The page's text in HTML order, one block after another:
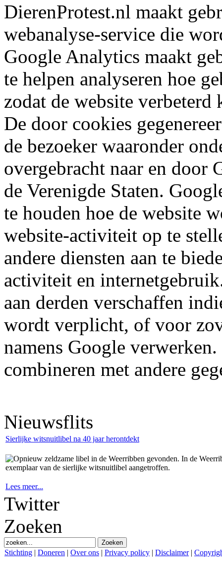
DierenProtest.nl maakt
webanalyse-service die
Google Analytics maakt
te helpen analyseren hoe
zodat de website
De door cookies
de bezoeker waaronder
overgebracht naar en door
de Verenigde Staten.
te houden hoe de website
website-activiteit op te
andere diensten aan te
activiteit en
aan derden verschaffen
wordt verplicht, of voor
namens Google
combineren met andere
Nieuwsflits
Sierlijke witsnuitlibel na 40 jaar herontdekt
Opnieuw zeldzame libel in de Weerribben gevonden. In de
exemplaar van de sierlijke witsnuitlibel aangetroffen.
Lees meer...
Twitter
Zoeken
Stichting | Doneren | Over ons | Privacy policy | Disclaimer|